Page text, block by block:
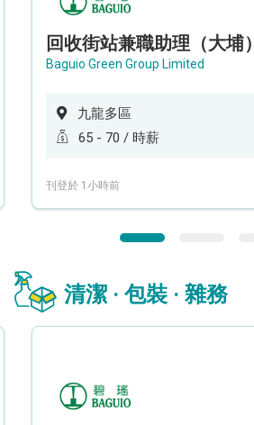
回收街站兼職助理（大埔）
Baguio Green Group Limited
九龍多區
65 - 70 / 時薪
刊登於 1小時前
清潔 · 包裝 · 雜務